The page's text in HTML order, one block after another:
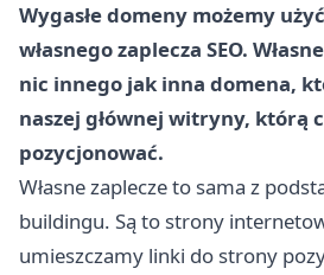
Wygasłe domeny możemy
własnego zaplecza SEO.
nic innego jak inna domena,
naszej głównej witryny, którą
pozycjonować.
Własne zaplecze to sama z
buildingu. Są to strony
umieszczamy linki do strony